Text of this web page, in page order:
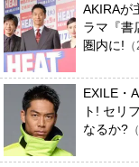
AKIRAが
ラマ『書
圏内に!
EXILE・
ト! セリ
なるか?